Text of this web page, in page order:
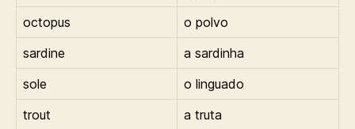
octopus
o polvo
sardine
a sardinha
sole
o linguado
trout
a truta